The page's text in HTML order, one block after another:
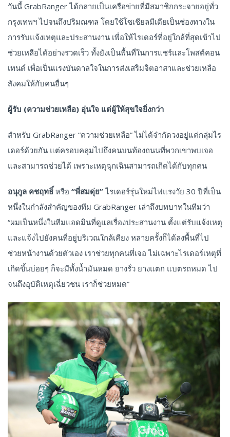
วันนี้ GrabRanger ได้กลายเป็นเครือข่ายที่มีสมาชิกกระจายอยู่ทั่ว
กรุงเทพฯ ไปจนถึงปริมณฑล โดยใช้โซเชียลมีเดียเป็นช่องทางใน
การรับแจ้งเหตุและประสานงาน เพื่อให้ไรเดอร์ที่อยู่ใกล้ที่สุดเข้าไป
ช่วยเหลือได้อย่างรวดเร็ว ทั้งยังเป็นพื้นที่ในการแชร์และโพสต์คอน
เทนต์ เพื่อเป็นแรงบันดาลใจในการส่งเสริมจิตอาสาและช่วยเหลือ
สังคมให้กับคนอื่นๆ
ผู้รับ (ความช่วยเหลือ) อุ่นใจ แต่ผู้ให้สุขใจยิ่งกว่า
สำหรับ GrabRanger “ความช่วยเหลือ” ไม่ได้จำกัดวงอยู่แค่กลุ่มไร
เดอร์ด้วยกัน แต่ครอบคลุมไปถึงคนบนท้องถนนที่พวกเขาพบเจอ
และสามารถช่วยได้ เพราะเหตุฉุกเฉินสามารถเกิดได้กับทุกคน
อนุกูล คชฤทธิ์ หรือ “พี่สมดุ่ย”ไรเดอร์รุ่นใหม่ไฟแรงวัย 30 ปีที่เป็น
หนึ่งในกำลังสำคัญของทีม GrabRanger เล่าถึงบทบาทในทีมว่า
“ผมเป็นหนึ่งในทีมแอดมินที่ดูแลเรื่องประสานงาน ตั้งแต่รับแจ้งเหตุ
และแจ้งไปยังคนที่อยู่บริเวณใกล้เคียง หลายครั้งก็ได้ลงพื้นที่ไป
ช่วยหน้างานด้วยตัวเอง เราช่วยทุกคนที่เจอ ไม่เฉพาะไรเดอร์เหตุที่
เกิดขึ้นบ่อยๆ ก็จะมีทั้งน้ำมันหมด ยางรั่ว ยางแตก แบตรถหมด ไป
จนถึงอุบัติเหตุเฉี่ยวชน เราก็ช่วยหมด”